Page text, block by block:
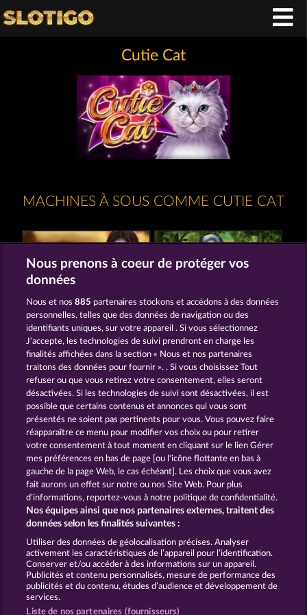
Cutie Cat
MACHINES À SOUS COMME CUTIE CAT
Black Beauty King of the Jungle
Wild Rapa Nui Golden Ei of Moorhuhn
CGU Charte de confidentialité
Mentions légales Société FAQ
Programme d'affiliation
Envoyer la demande de rétractation
Nous prenons à coeur de protéger vos
données
Nous et nos885 partenaires stockons et accédons à des données
personnelles, telles que des données de navigation ou des
identifiants uniques, sur votre appareil . Si vous sélectionnez
J'accepte, les technologies de suivi prendront en charge les
finalités affichées dans la section « Nous et nos partenaires
traitons des données pour fournir ». . Si vous choisissez Tout
refuser ou que vous retirez votre consentement, elles seront
désactivées. Si les technologies de suivi sont désactivées, il est
possible que certains contenus et annonces qui vous sont
présentés ne soient pas pertinents pour vous. Vous pouvez faire
réapparaître ce menu pour modifier vos choix ou pour retirer
votre consentement à tout moment en cliquant sur le lien Gérer
mes préférences en bas de page [ou l'icône flottante en bas à
gauche de la page Web, le cas échéant]. Les choix que vous avez
fait aurons un effet sur notre ou nos Site Web. Pour plus
d’informations, reportez-vous à notre politique de confidentialité.
Nos équipes ainsi que nos partenaires externes, traitent des
données selon les finalités suivantes :
Utiliser des données de géolocalisation précises. Analyser
activement les caractéristiques de l’appareil pour l’identification.
Conserver et/ou accéder à des informations sur un appareil.
Publicités et contenu personnalisés, mesure de performance des
publicités et du contenu, études d’audience et développement de
services.
Liste de nos partenaires (fournisseurs)